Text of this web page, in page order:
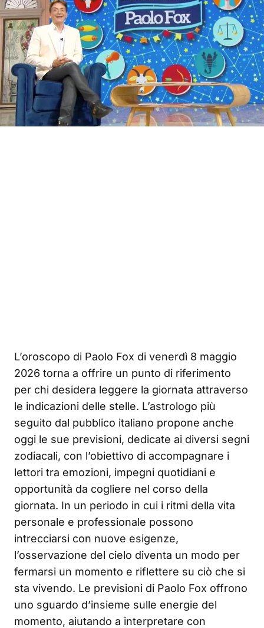
L’oroscopo di Paolo Fox di venerdì 8 maggio
2026 torna a offrire un punto di riferimento
per chi desidera leggere la giornata attraverso
le indicazioni delle stelle. L’astrologo più
seguito dal pubblico italiano propone anche
oggi le sue previsioni, dedicate ai diversi segni
zodiacali, con l’obiettivo di accompagnare i
lettori tra emozioni, impegni quotidiani e
opportunità da cogliere nel corso della
giornata. In un periodo in cui i ritmi della vita
personale e professionale possono
intrecciarsi con nuove esigenze,
l’osservazione del cielo diventa un modo per
fermarsi un momento e riflettere su ciò che si
sta vivendo. Le previsioni di Paolo Fox offrono
uno sguardo d’insieme sulle energie del
momento, aiutando a interpretare con